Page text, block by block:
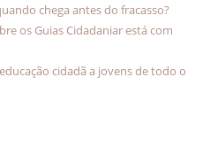
chega antes do fracasso?
os Guias Cidadaniar está com
cidadã a jovens de todo o